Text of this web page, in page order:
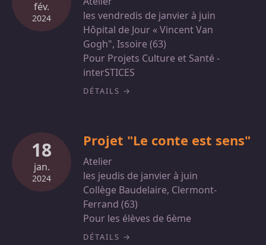
fév.
2024
les vendredis de janvier à juin
Hôpital de Jour « Vincent Van
Gogh", Issoire (63)
Pour Projets Culture et Santé -
interSTICES
DÉTAILS
18
jan.
2024
Projet "Le conte est sens"
Atelier
les jeudis de janvier à juin
Collège Baudelaire, Clermont-
Ferrand (63)
Pour les élèves de 6ème
DÉTAILS